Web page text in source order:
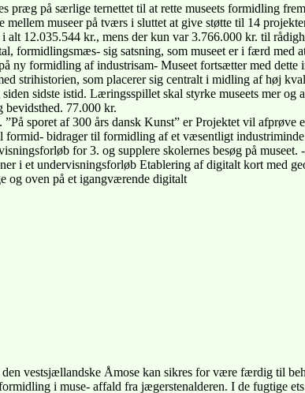
præg på særlige ternettet til at rette museets formidling
museer på tværs i sluttet at give støtte til 14
12.035.544 kr., mens der kun var 3.766.000 kr. til
formidlingsmæs- sig satsning, som museet er i færd med
ny formidling af industrisam- Museet fortsætter med
strihistorien, som placerer sig centralt i midling af høj
sidste istid. Læringsspillet skal styrke museets mer og
bevidsthed. 77.000 kr.
sporet af 300 års dansk Kunst” er Projektet vil
bidrager til formidling af et væsentligt industriminde
for 3. og supplere skolernes besøg på
i et undervisningsforløb Etablering af digitalt kort med
og oven på et igangværende digitalt
vestsjællandske Åmose kan sikres for være færdig til
i muse- affald fra jægerstenalderen. I de fugtige